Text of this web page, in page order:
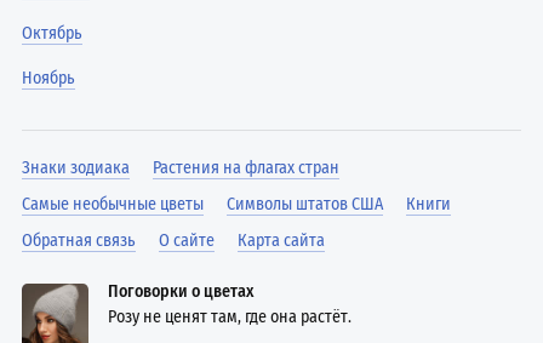
Октябрь
Ноябрь
Знаки зодиака
Растения на флагах стран
Самые необычные цветы
Символы штатов США
Книги
Обратная связь
О сайте Карта сайта
Поговорки о цветах
Розу не ценят там, где она растёт.